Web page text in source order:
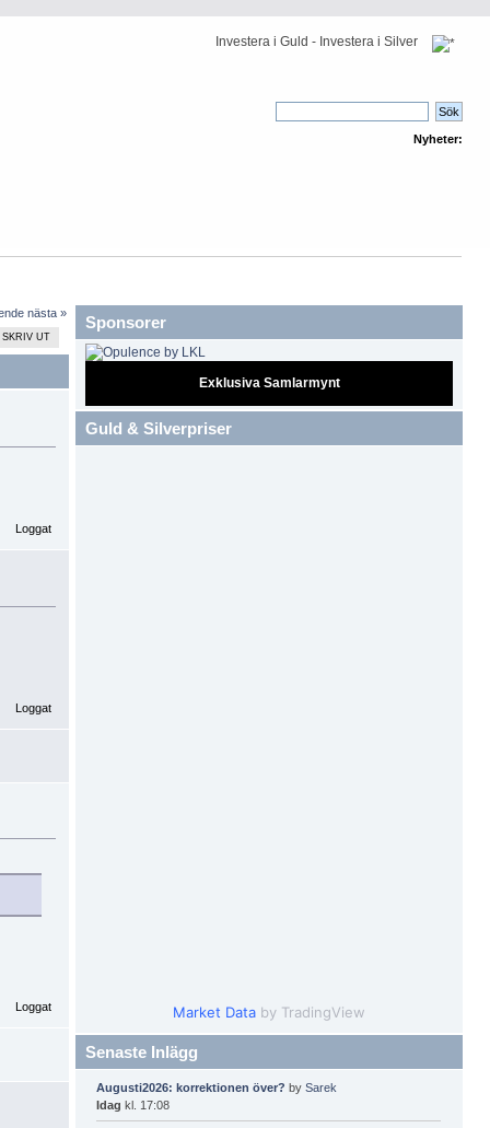
Investera i Guld - Investera i Silver
Nyheter:
nästa »
SKRIV UT
Loggat
Loggat
Loggat
Sponsorer
Exklusiva Samlarmynt
Guld & Silverpriser
Market Data by TradingView
Senaste Inlägg
Augusti2026: korrektionen över? bySarek
Idag kl. 17:08